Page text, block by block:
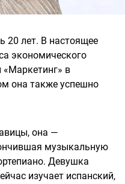
20 лет. В настоящее
экономического
«Маркетинг» в
она также успешно
она —
музыкальную
Девушка
изучает испанский,